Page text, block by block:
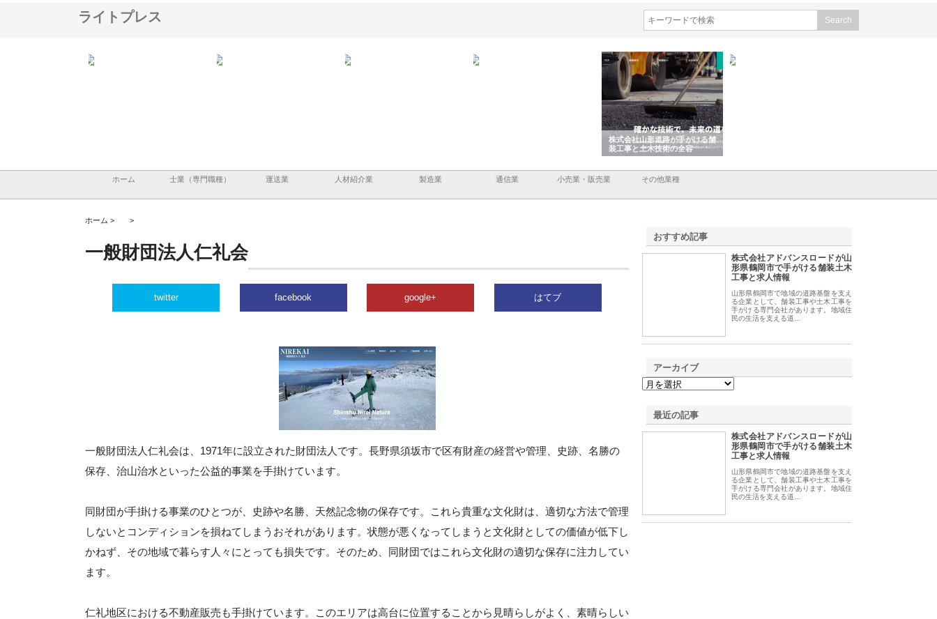
ライトプレス
株式会社山形道路が手がける舗
装工事と土木技術の全容
ホーム 士業（専門職種） 運送業 人材紹介業 製造業 通信業 小売業・販売業 その他業種
ホーム > >
一般財団法人仁礼会
twitter facebook google+ はてブ
一般財団法人仁礼会は、1971年に設立された財団法人です。長野県須坂市で区有財産の経営や管理、史跡、名勝の
保存、治山治水といった公益的事業を手掛けています。
同財団が手掛ける事業のひとつが、史跡や名勝、天然記念物の保存です。これら貴重な文化財は、適切な方法で管理
しないとコンディションを損ねてしまうおそれがあります。状態が悪くなってしまうと文化財としての価値が低下し
かねず、その地域で暮らす人々にとっても損失です。そのため、同財団ではこれら文化財の適切な保存に注力してい
ます。
仁礼地区における不動産販売も手掛けています。このエリアは高台に位置することから見晴らしがよく、素晴らしい
おすすめ記事
株式会社アドバンスロードが山
形県鶴岡市で手がける舗装土木
工事と求人情報
山形県鶴岡市で地域の道路基盤を支え
る企業として、舗装工事や土木工事を
手がける専門会社があります。地域住
民の生活を支える道…
アーカイブ
最近の記事
株式会社アドバンスロードが山
形県鶴岡市で手がける舗装土木
工事と求人情報
山形県鶴岡市で地域の道路基盤を支え
る企業として、舗装工事や土木工事を
手がける専門会社があります。地域住
民の生活を支える道…